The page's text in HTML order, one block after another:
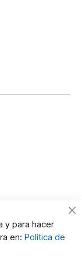
y para hacer
en: Política de